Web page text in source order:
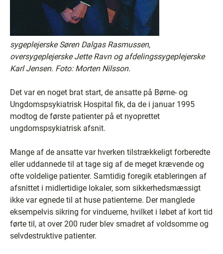
sygeplejerske Søren Dalgas Rasmussen,
oversygeplejerske Jette Ravn og afdelingssygeplejerske
Karl Jensen. Foto: Morten Nilsson.
Det var en noget brat start, de ansatte på Børne- og
Ungdomspsykiatrisk Hospital fik, da de i januar 1995
modtog de første patienter på et nyoprettet
ungdomspsykiatrisk afsnit.
Mange af de ansatte var hverken tilstrækkeligt forberedte
eller uddannede til at tage sig af de meget krævende og
ofte voldelige patienter. Samtidig foregik etableringen af
afsnittet i midlertidige lokaler, som sikkerhedsmæssigt
ikke var egnede til at huse patienterne. Der manglede
eksempelvis sikring for vinduerne, hvilket i løbet af kort tid
førte til, at over 200 ruder blev smadret af voldsomme og
selvdestruktive patienter.